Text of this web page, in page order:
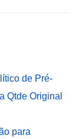
de Pré-
Qtde Original
para